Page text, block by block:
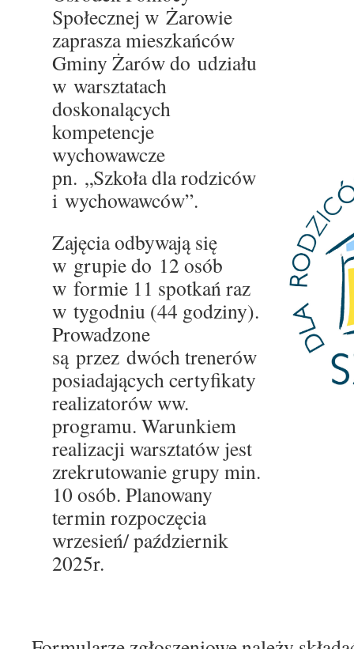
Społecznej w Żarowie
zaprasza mieszkańców
Gminy Żarów do udziału
w warsztatach
doskonalących
kompetencje
wychowawcze
pn. „Szkoła dla rodziców
i wychowawców”.
Zajęcia odbywają się
w grupie do 12 osób
w formie 11 spotkań raz
w tygodniu (44 godziny).
Prowadzone
są przez dwóch trenerów
posiadających certyfikaty
realizatorów ww.
programu. Warunkiem
realizacji warsztatów jest
zrekrutowanie grupy min.
10 osób. Planowany
termin rozpoczęcia
wrzesień/ październik
2025r.